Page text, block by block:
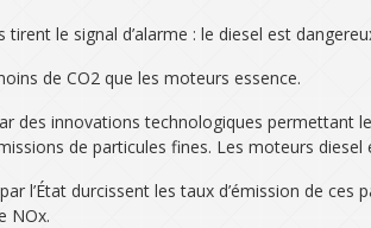
le signal d’alarme : le diesel est
de CO2 que les moteurs essence.
des innovations technologiques
de particules fines. Les moteurs
l’État durcissent les taux d’émission de
NOx.